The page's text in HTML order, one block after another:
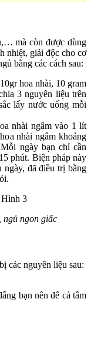
mà còn được dùng
nhiệt, giải độc cho cơ
bằng các cách sau:
hoa nhài, 10 gram
3 nguyên liệu trên
lấy nước uống mỗi
nhài ngâm vào 1 lít
nhài ngâm khoảng
ngày bạn chỉ cần
phút. Biện pháp này
đã điều trị bằng
ngon giấc
các nguyên liệu sau:
bạn nên để cả tâm